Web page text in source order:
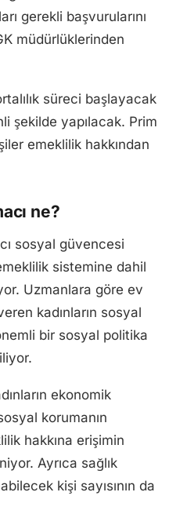
gerekli başvurularını
müdürlüklerinden
süreci başlayacak
şekilde yapılacak. Prim
emeklilik hakkından
ne?
sosyal güvencesi
sistemine dahil
Uzmanlara göre ev
kadınların sosyal
bir sosyal politika
ekonomik
korumanın
hakkına erişimin
Ayrıca sağlık
kişi sayısının da